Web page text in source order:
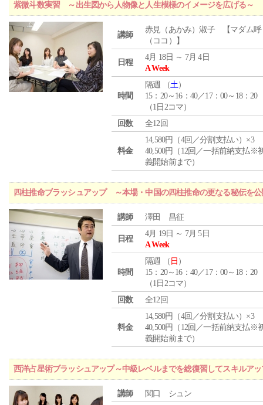
紫微斗数実習 ～出生図から人物像と人生模様のイメージを広げる～
講師
赤見（あかみ）淑子 【マダム呼
（ココ）】
日程
4月 18日 ～ 7月 4日
A Week
時間
隔週 （土）
15：20～16：40／17：00～18：20
（1日2コマ）
回数
全12回
料金
14,580円（4回／分割支払い）×3
40,500円（12回／一括前納支払※
義開始前まで）
四柱推命ブラッシュアップ ～本場・中国の四柱推命の更なる秘伝を
講師 澤田 昌征
日程
4月 19日 ～ 7月 5日
A Week
時間
隔週 （ 日 ）
15：20～16：40／17：00～18：20
（1日2コマ）
回数
全12回
料金
14,580円（4回／分割支払い）×3
40,500円（12回／一括前納支払※
義開始前まで）
西洋占星術ブラッシュアップ～中級レベルまでを総復習してスキルア
講師 関口 シュン